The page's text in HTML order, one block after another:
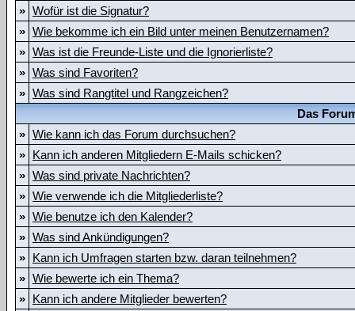
» Wofür ist die Signatur?
» Wie bekomme ich ein Bild unter meinen Benutzernamen?
» Was ist die Freunde-Liste und die Ignorierliste?
» Was sind Favoriten?
» Was sind Rangtitel und Rangzeichen?
Das
» Wie kann ich das Forum durchsuchen?
» Kann ich anderen Mitgliedern E-Mails schicken?
» Was sind private Nachrichten?
» Wie verwende ich die Mitgliederliste?
» Wie benutze ich den Kalender?
» Was sind Ankündigungen?
» Kann ich Umfragen starten bzw. daran teilnehmen?
» Wie bewerte ich ein Thema?
» Kann ich andere Mitglieder bewerten?